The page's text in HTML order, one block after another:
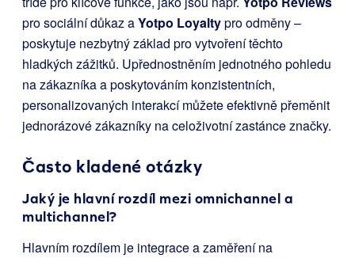
pro sociální důkaz aYotpo Loyaltypro odměny –
poskytuje nezbytný základ pro vytvoření těchto
hladkých zážitků. Upřednostněním jednotného pohledu
na zákazníka a poskytováním konzistentních,
personalizovaných interakcí můžete efektivně přeměnit
jednorázové zákazníky na celoživotní zastánce značky.
Často kladené otázky
Jaký je hlavní rozdíl mezi omnichannel a
multichannel?
Hlavním rozdílem je integrace a zaměření na